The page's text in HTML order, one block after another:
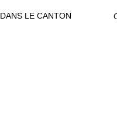
DANS LE CANTON